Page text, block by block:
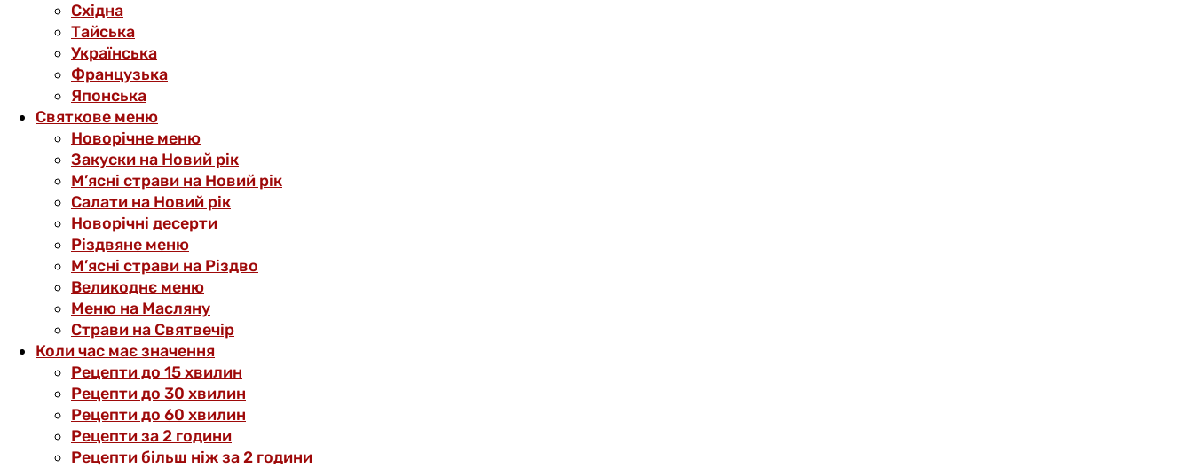
Східна
Тайська
Українська
Французька
Японська
Святкове меню
Новорічне меню
Закуски на Новий рік
М’ясні страви на Новий рік
Салати на Новий рік
Новорічні десерти
Різдвяне меню
М’ясні страви на Різдво
Великоднє меню
Меню на Масляну
Страви на Святвечір
Коли час має значення
Рецепти до 15 хвилин
Рецепти до 30 хвилин
Рецепти до 60 хвилин
Рецепти за 2 години
Рецепти більш ніж за 2 години